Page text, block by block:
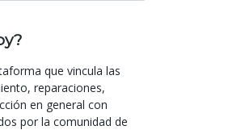
que vincula las
reparaciones,
en general con
por la comunidad de